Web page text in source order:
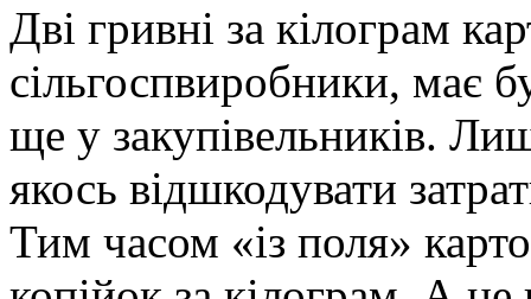
Дві гривні за кілограм
сільгоспвиробники, має
ще у закупівельників.
якось відшкодувати
Тим часом «із поля»